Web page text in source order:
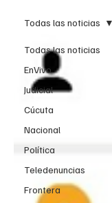
Todas las noticias
EnVivo
Judicial
Cúcuta
Nacional
Política
Teledenuncias
Frontera
Todas las noticias